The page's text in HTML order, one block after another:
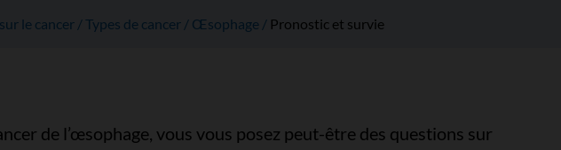
le cancer Types de cancer Œsophage Pronostic et survie
de l’œsophage, vous vous posez peut-être des questions sur